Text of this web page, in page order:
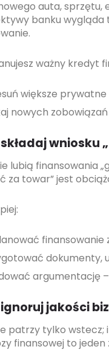
auta, sprzętu,
banku wygląda
ważny kredyt
większe
nowych
składaj wniosku
lubią finansowania
za towar” jest
finansowanie
dokumenty,
argumentację
ignoruj jakości
patrzy tylko wstecz;
finansowej to